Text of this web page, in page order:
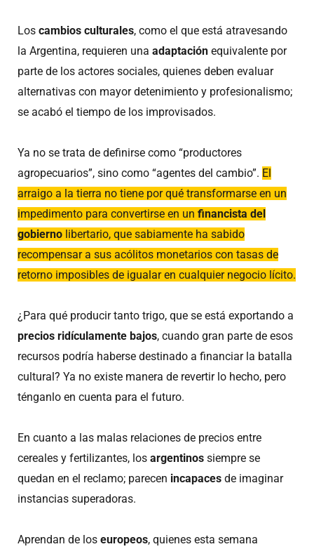
Los cambios culturales, como el que está atravesando
la Argentina, requieren una adaptación equivalente por
parte de los actores sociales, quienes deben evaluar
alternativas con mayor detenimiento y profesionalismo;
se acabó el tiempo de los improvisados.
Ya no se trata de definirse como “productores
agropecuarios”, sino como “agentes del cambio”. El
arraigo a la tierra no tiene por qué transformarse en un
impedimento para convertirse en un financista del
gobierno libertario, que sabiamente ha sabido
recompensar a sus acólitos monetarios con tasas de
retorno imposibles de igualar en cualquier negocio lícito.
¿Para qué producir tanto trigo, que se está exportando a
precios ridículamente bajos, cuando gran parte de esos
recursos podría haberse destinado a financiar la batalla
cultural? Ya no existe manera de revertir lo hecho, pero
ténganlo en cuenta para el futuro.
En cuanto a las malas relaciones de precios entre
cereales y fertilizantes, los argentinos siempre se
quedan en el reclamo; parecen incapaces de imaginar
instancias superadoras.
Aprendan de los europeos, quienes esta semana